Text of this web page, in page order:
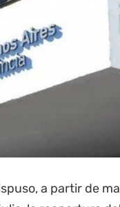
a partir de